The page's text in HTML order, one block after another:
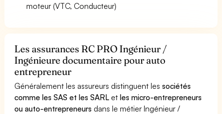
moteur (VTC, Conducteur)
Les assurances RC PRO Ingénieur /
Ingénieure documentaire pour auto
entrepreneur
Généralement les assureurs distinguent lessociétés
comme les SAS et les SARL etles micro-entrepreneurs
ou auto-entrepreneurs dans le métier Ingénieur /